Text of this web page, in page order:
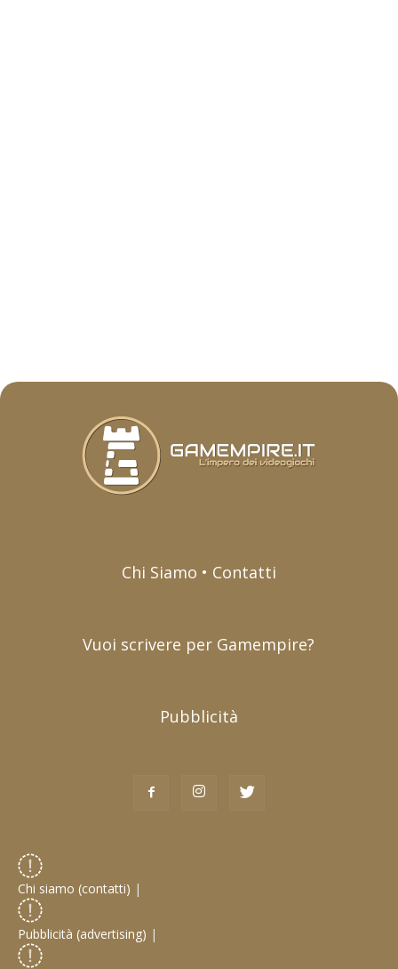
Chi Siamo • Contatti
Vuoi scrivere per Gamempire?
Pubblicità
Chi siamo (contatti) |
Pubblicità (advertising) |